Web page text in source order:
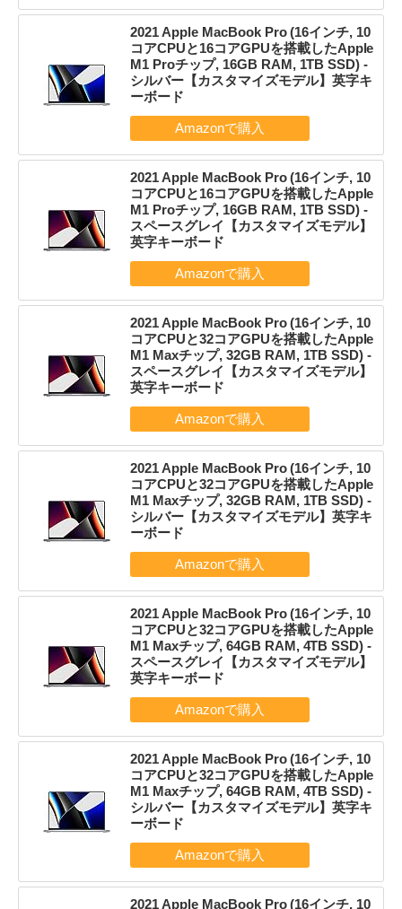
2021 Apple MacBook Pro (16インチ, 10
コアCPUと16コアGPUを搭載したApple
M1 Proチップ, 16GB RAM, 1TB SSD) -
シルバー【カスタマイズモデル】英字キ
ーボード
2021 Apple MacBook Pro (16インチ, 10
コアCPUと16コアGPUを搭載したApple
M1 Proチップ, 16GB RAM, 1TB SSD) -
スペースグレイ【カスタマイズモデル】
英字キーボード
2021 Apple MacBook Pro (16インチ, 10
コアCPUと32コアGPUを搭載したApple
M1 Maxチップ, 32GB RAM, 1TB SSD) -
スペースグレイ【カスタマイズモデル】
英字キーボード
2021 Apple MacBook Pro (16インチ, 10
コアCPUと32コアGPUを搭載したApple
M1 Maxチップ, 32GB RAM, 1TB SSD) -
シルバー【カスタマイズモデル】英字キ
ーボード
2021 Apple MacBook Pro (16インチ, 10
コアCPUと32コアGPUを搭載したApple
M1 Maxチップ, 64GB RAM, 4TB SSD) -
スペースグレイ【カスタマイズモデル】
英字キーボード
2021 Apple MacBook Pro (16インチ, 10
コアCPUと32コアGPUを搭載したApple
M1 Maxチップ, 64GB RAM, 4TB SSD) -
シルバー【カスタマイズモデル】英字キ
ーボード
2021 Apple MacBook Pro (16インチ, 10